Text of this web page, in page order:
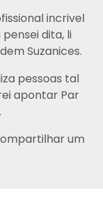
incrivel
dita, li
Suzanices.
pessoas tal
apontar Par
um